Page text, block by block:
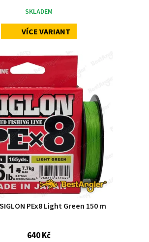
SKLADEM
VÍCE VARIANT
PEx8 Light Green 150 m
640 Kč